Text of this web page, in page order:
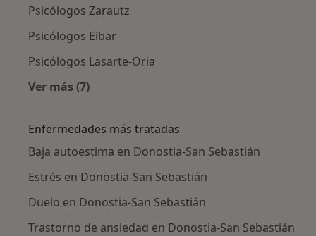
Psicólogos Zarautz
Psicólogos Eibar
Psicólogos Lasarte-Oria
Ver más (7)
Enfermedades más tratadas
Baja autoestima en Donostia-San Sebastián
Estrés en Donostia-San Sebastián
Duelo en Donostia-San Sebastián
Trastorno de ansiedad en Donostia-San Sebastián